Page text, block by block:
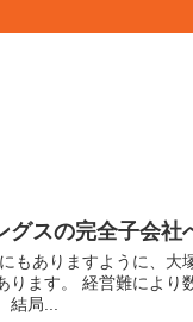
グスの完全子会社
もありますように、大
ります。 経営難により
結局...